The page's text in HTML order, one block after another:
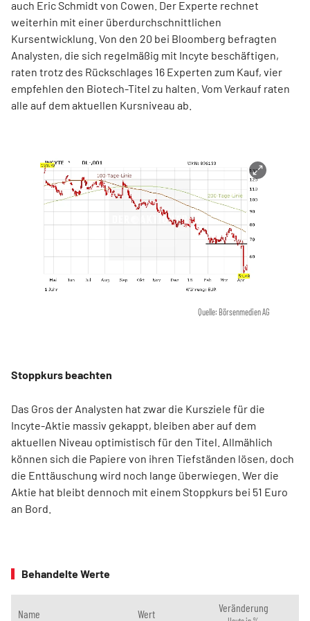
auch Eric Schmidt von Cowen. Der Experte rechnet
weiterhin mit einer überdurchschnittlichen
Kursentwicklung. Von den 20 bei Bloomberg befragten
Analysten, die sich regelmäßig mit Incyte beschäftigen,
raten trotz des Rückschlages 16 Experten zum Kauf, vier
empfehlen den Biotech-Titel zu halten. Vom Verkauf raten
alle auf dem aktuellen Kursniveau ab.
Quelle: Börsenmedien AG
Stoppkurs beachten
Das Gros der Analysten hat zwar die Kursziele für die
Incyte-Aktie massiv gekappt, bleiben aber auf dem
aktuellen Niveau optimistisch für den Titel. Allmählich
können sich die Papiere von ihren Tiefständen lösen, doch
die Enttäuschung wird noch lange überwiegen. Wer die
Aktie hat bleibt dennoch mit einem Stoppkurs bei 51 Euro
an Bord.
Behandelte Werte
Name Wert Veränderung